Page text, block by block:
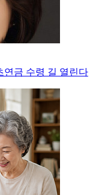
연금 수령 길 열린다